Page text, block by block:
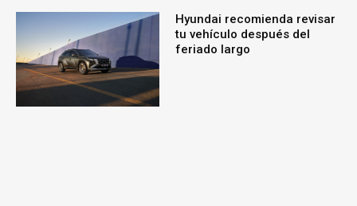
Hyundai recomienda revisar
tu vehículo después del
feriado largo